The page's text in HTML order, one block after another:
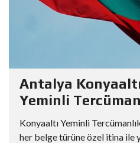
Antalya
Yeminli
Konyaaltı Yeminli
her belge türüne özel itina ile